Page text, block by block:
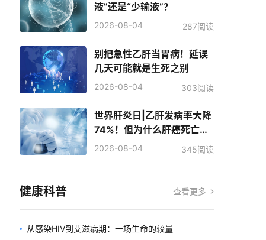
液”还是“少输液”？
2026-08-04 287阅读
别把急性乙肝当胃病！延误
几天可能就是生死之别
2026-08-04 303阅读
世界肝炎日|乙肝发病率大降
74%！但为什么肝癌死亡人
数反而增加了？
2026-08-04 345阅读
健康科普 查看更多
从感染HIV到艾滋病期：一场生命的较量